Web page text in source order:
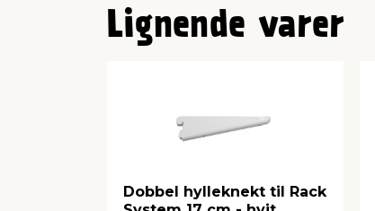
Lignende varer
Dobbel hylleknekt til Rack